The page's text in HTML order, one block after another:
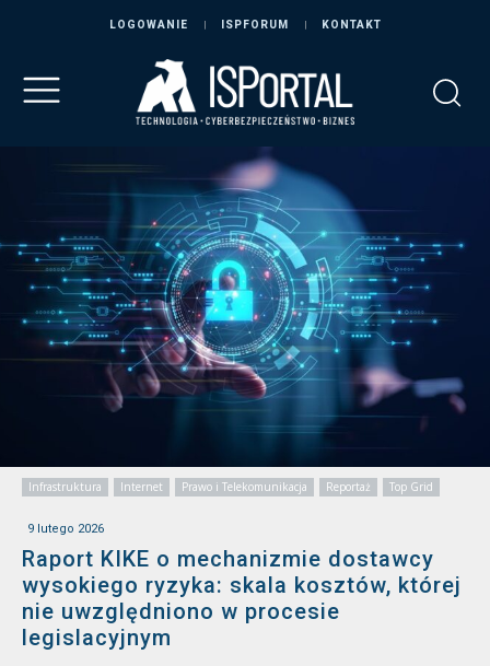
LOGOWANIE ISPFORUM KONTAKT
Infrastruktura Internet Prawo i Telekomunikacja Reportaż Top Grid
9 lutego 2026
Raport KIKE o mechanizmie dostawcy
wysokiego ryzyka: skala kosztów, której
nie uwzględniono w procesie
legislacyjnym